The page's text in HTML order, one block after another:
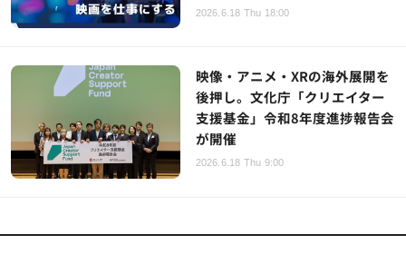
2026.6.18 Thu 18:00
映像・アニメ・XRの海外展開を
後押し。文化庁「クリエイター
支援基金」令和8年度進捗報告会
が開催
2026.6.18 Thu 9:00